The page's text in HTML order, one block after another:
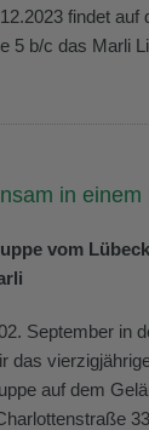
findet auf
5 b/c das Marli
in einem
vom
September in
das
auf dem